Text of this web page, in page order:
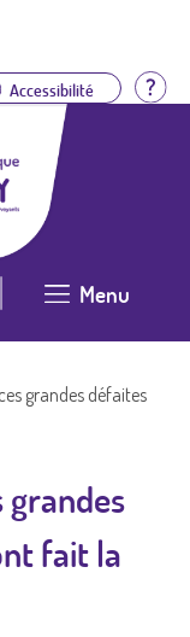
Accessibilité
Menu
grandes défaites
grandes
fait la